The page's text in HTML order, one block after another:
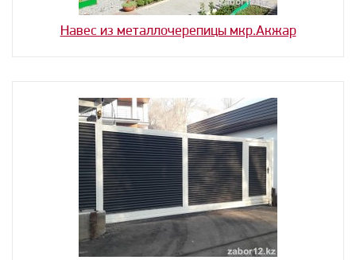
Навес из металлочерепицы мкр.Акжар